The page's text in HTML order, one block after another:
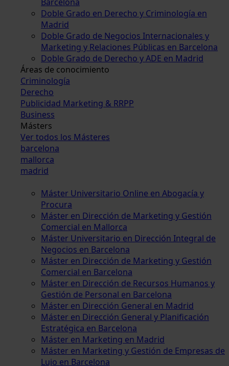
Doble Grado en Derecho y Criminología en
Madrid
Doble Grado de Negocios Internacionales y
Marketing y Relaciones Públicas en Barcelona
Doble Grado de Derecho y ADE en Madrid
Áreas de conocimiento
Criminología
Derecho
Publicidad Marketing & RRPP
Business
Másters
Ver todos los Másteres
barcelona
mallorca
madrid
Máster Universitario Online en Abogacía y
Procura
Máster en Dirección de Marketing y Gestión
Comercial en Mallorca
Máster Universitario en Dirección Integral de
Negocios en Barcelona
Máster en Dirección de Marketing y Gestión
Comercial en Barcelona
Máster en Dirección de Recursos Humanos y
Gestión de Personal en Barcelona
Máster en Dirección General en Madrid
Máster en Dirección General y Planificación
Estratégica en Barcelona
Máster en Marketing en Madrid
Máster en Marketing y Gestión de Empresas de
Lujo en Barcelona